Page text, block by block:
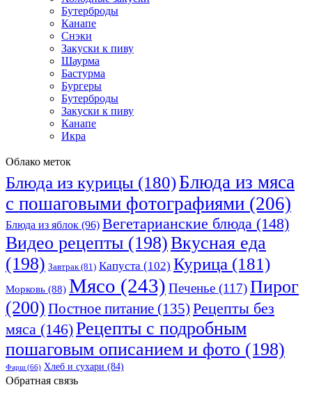
Бутерброды
Канапе
Снэки
Закуски к пиву
Шаурма
Бастурма
Бургеры
Бутерброды
Закуски к пиву
Канапе
Икра
Облако меток
Блюда из курицы (180)Блюда из мяса
с пошаговыми фотографиями (206)
Блюда из яблок (96) Вегетарианские блюда (148)
Видео рецепты (198)Вкусная еда
(198) Завтрак(81) Капуста (102) Курица (181)
Морковь (88) Мясо (243) Печенье (117)Пирог
(200) Постное питание (135) Рецепты без
мяса (146)Рецепты с подробным
пошаговым описанием и фото (198)
Фарш(66) Хлеб и сухари (84)
Обратная связь